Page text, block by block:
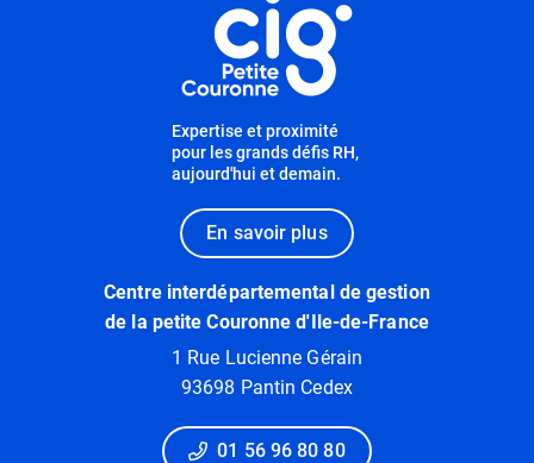
Expertise et proximité
pour les grands défis RH,
aujourd'hui et demain.
En savoir plus
Centre interdépartemental de gestion
de la petite Couronne d'Ile-de-France
1 Rue Lucienne Gérain
93698 Pantin Cedex
01 56 96 80 80